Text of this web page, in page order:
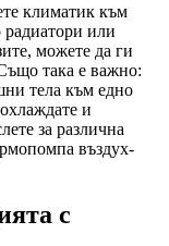
климатик към
радиатори или
можете да ги
така e важно:
тела към едно
и
за различна
въздух-
с